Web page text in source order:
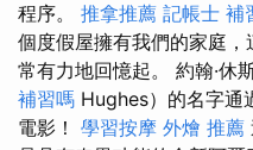
程序。 推拿推薦 記帳士 補
個度假屋擁有我們的家庭
常有力地回憶起。 約翰·休
補習嗎 Hughes）的名字通
電影！ 學習按摩 外燴 推薦